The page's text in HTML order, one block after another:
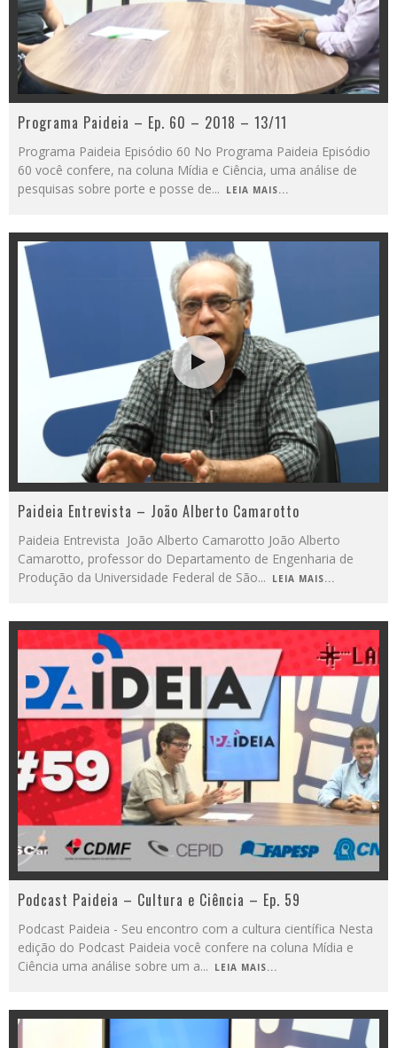
Programa Paideia – Ep. 60 – 2018 – 13/11
Programa Paideia Episódio 60 No Programa Paideia Episódio
60 você confere, na coluna Mídia e Ciência, uma análise de
pesquisas sobre porte e posse de... LEIA MAIS...
Paideia Entrevista – João Alberto Camarotto
Paideia Entrevista João Alberto Camarotto João Alberto
Camarotto, professor do Departamento de Engenharia de
Produção da Universidade Federal de São... LEIA MAIS...
Podcast Paideia – Cultura e Ciência – Ep. 59
Podcast Paideia - Seu encontro com a cultura científica Nesta
edição do Podcast Paideia você confere na coluna Mídia e
Ciência uma análise sobre um a... LEIA MAIS...